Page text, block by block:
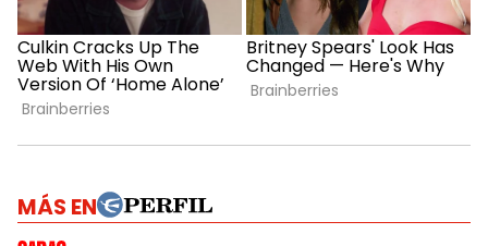
MÁS EN